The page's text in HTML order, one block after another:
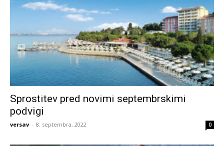
Sprostitev pred novimi septembrskimi
podvigi
versav - 8. septembra, 2022 0